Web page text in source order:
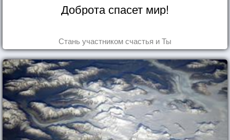
Доброта спасет мир!
Стань участником счастья и Ты